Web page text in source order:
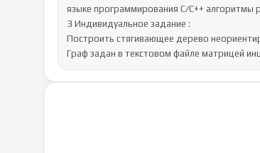
языке программирования C/C++ алгоритмы
3 Индивидуальное задание :
Построить стягивающее дерево
Граф задан в текстовом файле матрицей